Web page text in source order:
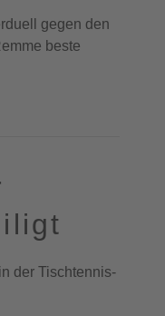
gegen den
beste
der Tischtennis-